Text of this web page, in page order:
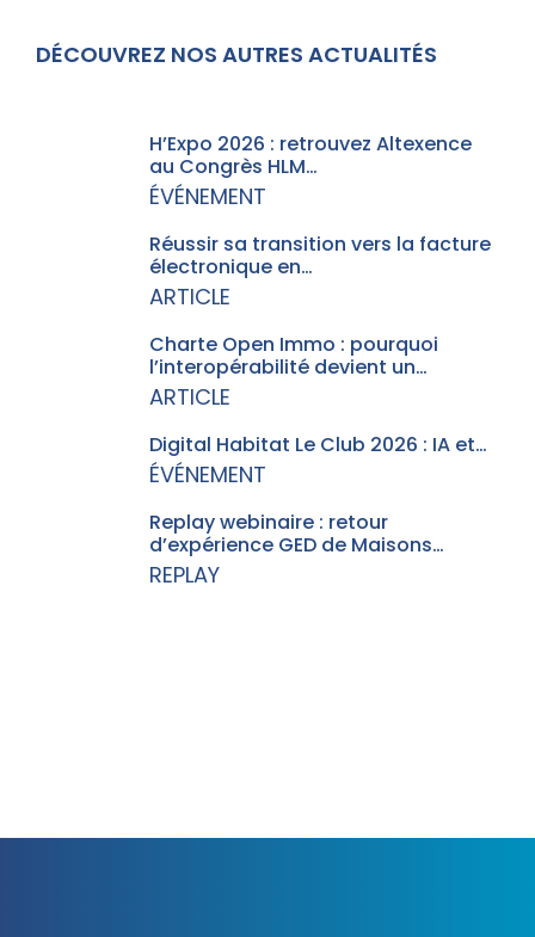
DÉCOUVREZ NOS AUTRES ACTUALITÉS
H’Expo 2026 : retrouvez Altexence
au Congrès HLM…
ÉVÉNEMENT
Réussir sa transition vers la facture
électronique en…
ARTICLE
Charte Open Immo : pourquoi
l’interopérabilité devient un…
ARTICLE
Digital Habitat Le Club 2026 : IA et…
ÉVÉNEMENT
Replay webinaire : retour
d’expérience GED de Maisons…
REPLAY